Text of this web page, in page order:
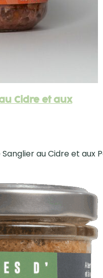
Cidre et aux
au Cidre et aux